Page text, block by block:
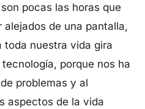
pocas las horas que
alejados de una pantalla,
toda nuestra vida gira
porque nos ha
problemas y al
aspectos de la vida